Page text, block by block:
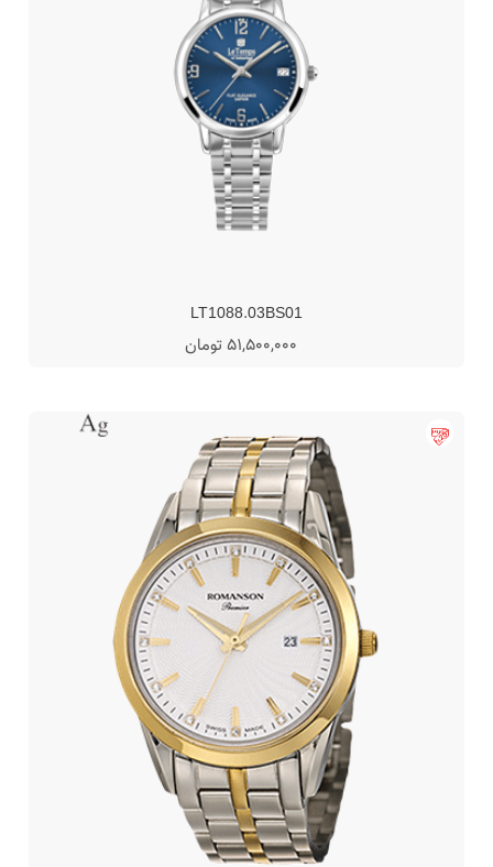
LT1065.44BT01
45,500,000 تومان
LT1088.03BS01
51,500,000 تومان